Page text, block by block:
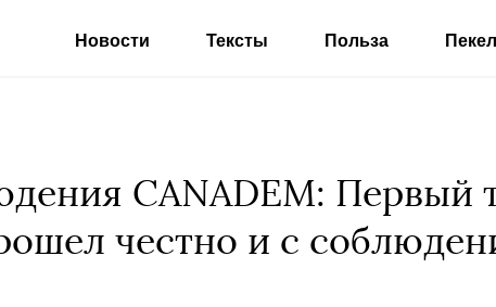
Новости Тексты Польза
CANADEM: Первый
честно и с